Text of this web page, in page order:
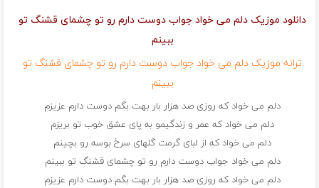
دانلود موزیک دلم می خواد جواب دوست دارم رو تو چشمای قشنگ تو
ببینم
ترانه موزیک دلم می خواد جواب دوست دارم رو تو چشمای قشنگ تو
ببینم
دلم می خواد که روزی صد هزار بار بهت بگم دوست دارم عزیزم
دلم می خواد که عمر و زندگیمو به پای عشق خوب تو بریزم
دلم می خواد که از لبای گرمت گلهای سرخ بوسه رو بچینم
دلم می خواد جواب دوست دارم رو تو چشمای قشنگ تو ببینم
دلم می خواد که روزی صد هزار بار بهت بگم دوست دارم عزیزم